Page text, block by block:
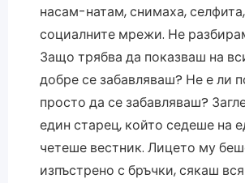
насам-натам, снимаха,
социалните мрежи. Не
Защо трябва да показваш на
добре се забавляваш? Не е ли
просто да се забавляваш?
един старец, който седеше на
четеше вестник. Лицето му
изпъстрено с бръчки, сякаш